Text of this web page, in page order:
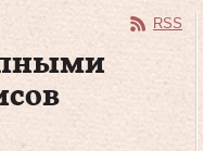
RSS